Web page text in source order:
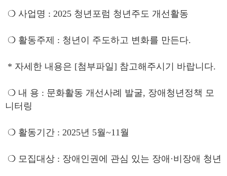
❍ 사업명 : 2025 청년포럼 청년주도 개선활동
❍ 활동주제 : 청년이 주도하고 변화를 만든다.
* 자세한 내용은 [첨부파일] 참고해주시기 바랍니다.
❍ 내 용 : 문화활동 개선사례 발굴, 장애청년정책 모
니터링
❍ 활동기간 : 2025년 5월~11월
❍ 모집대상 : 장애인권에 관심 있는 장애·비장애 청년